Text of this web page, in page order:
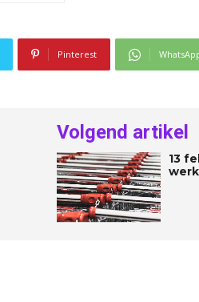
Pinterest
Volgend artikel
13